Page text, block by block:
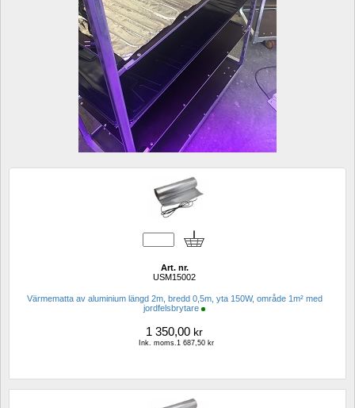
Art. nr.
USM15002
Värmematta av aluminium längd 2m, bredd 0,5m, yta 150W, område 1m² med
jordfelsbrytare
1 350,00 kr
Ink. moms.1 687,50 kr